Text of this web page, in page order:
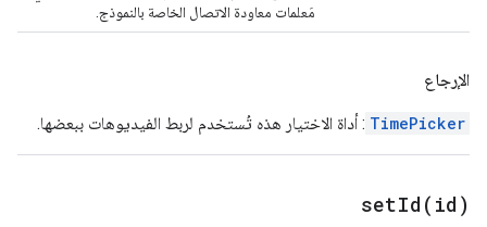
مَعلمات معاودة الاتصال الخاصة بالنموذج.
الإرجاع
TimePicker : أداة الاختيار هذه تُستخدم لربط الفيديوهات ببعضها.
setId( id)